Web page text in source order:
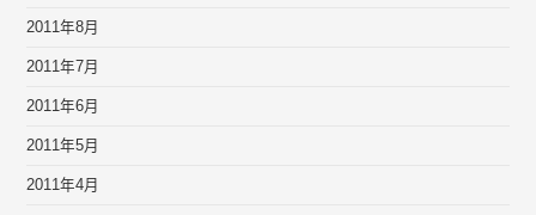
2011年8月
2011年7月
2011年6月
2011年5月
2011年4月